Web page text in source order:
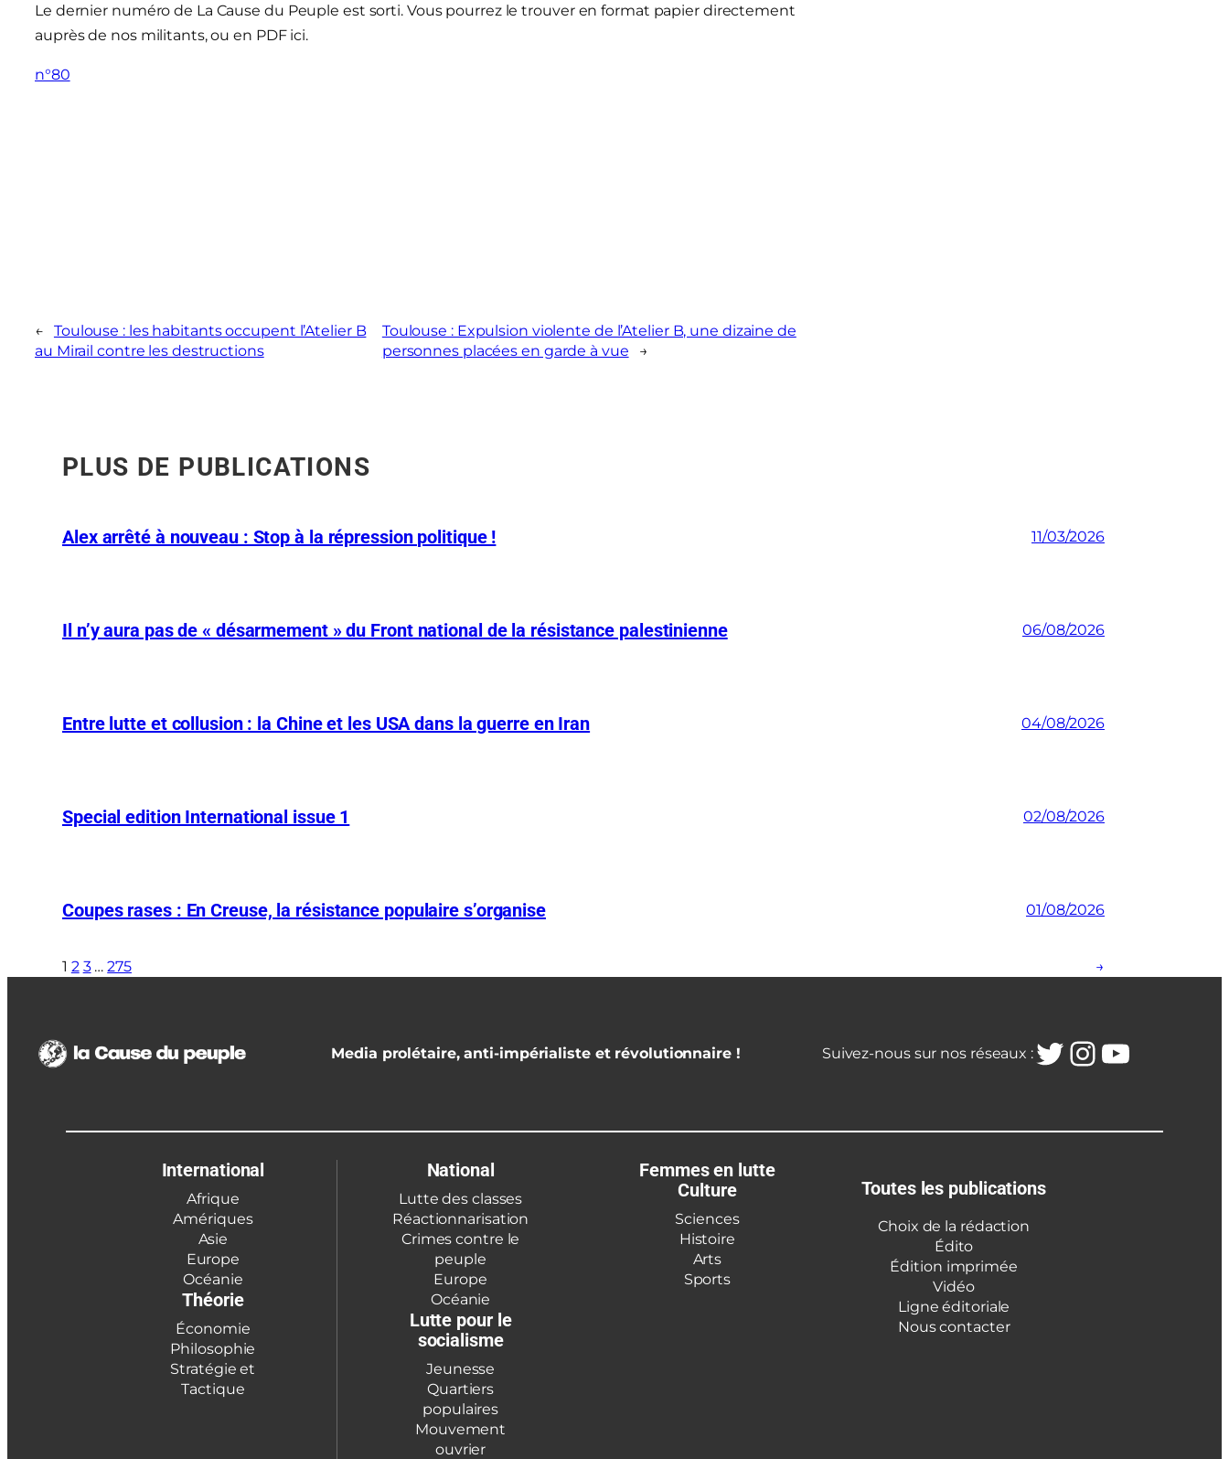
Le dernier numéro de La Cause du Peuple est sorti. Vous pourrez le trouver en format papier directement
auprès de nos militants, ou en PDF ici.
n°80
←
Toulouse : les habitants occupent l’Atelier B
au Mirail contre les destructions
Toulouse : Expulsion violente de l’Atelier B, une dizaine de
personnes placées en garde à vue
→
PLUS DE PUBLICATIONS
Alex arrêté à nouveau : Stop à la répression politique ! 11/03/2026
Il n’y aura pas de « désarmement » du Front national de la résistance palestinienne 06/08/2026
Entre lutte et collusion : la Chine et les USA dans la guerre en Iran 04/08/2026
Special edition International issue 1 02/08/2026
Coupes rases : En Creuse, la résistance populaire s’organise 01/08/2026
1 2 3 … 275 →
Media prolétaire, anti-impérialiste et révolutionnaire ! Suivez-nous sur nos réseaux :Twitter
International
Afrique
Amériques
Asie
Europe
Océanie
Théorie
Économie
Philosophie
Stratégie et
Tactique
National
Lutte des classes
Réactionnarisation
Crimes contre le
peuple
Europe
Océanie
Lutte pour le
socialisme
Jeunesse
Quartiers
populaires
Mouvement
ouvrier
Femmes en lutte
Culture
Sciences
Histoire
Arts
Sports
Toutes les publications
Choix de la rédaction
Édito
Édition imprimée
Vidéo
Ligne éditoriale
Nous contacter